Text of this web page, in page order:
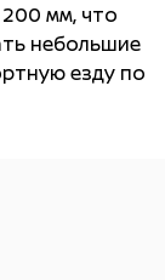
мм, что
небольшие
езду по